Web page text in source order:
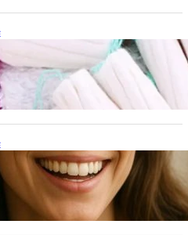
O analiză profundă
de metale toxice
care protejează inima:
despre beneficiile